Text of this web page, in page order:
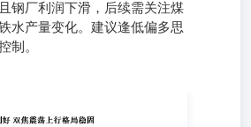
钢厂利润下滑，后续需关注煤
水产量变化。建议逢低偏多思
制。
月2日，焦炭期货主力合约收涨0.35%至